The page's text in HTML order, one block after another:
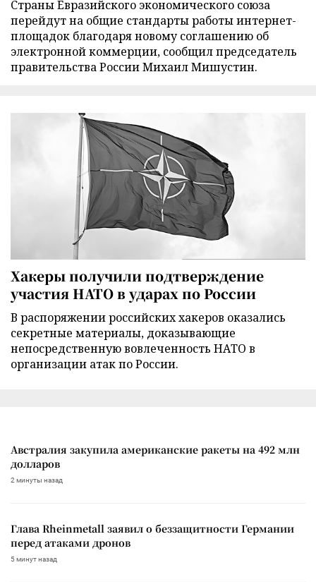
Страны Евразийского экономического союза
перейдут на общие стандарты работы интернет-
площадок благодаря новому соглашению об
электронной коммерции, сообщил председатель
правительства России Михаил Мишустин.
Хакеры получили подтверждение
участия НАТО в ударах по России
В распоряжении российских хакеров оказались
секретные материалы, доказывающие
непосредственную вовлеченность НАТО в
организации атак по России.
Австралия закупила американские ракеты на 492 млн
долларов
2 минуты назад
Глава Rheinmetall заявил о беззащитности Германии
перед атаками дронов
5 минут назад